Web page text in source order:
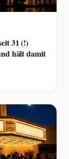
31 (!)
hält damit